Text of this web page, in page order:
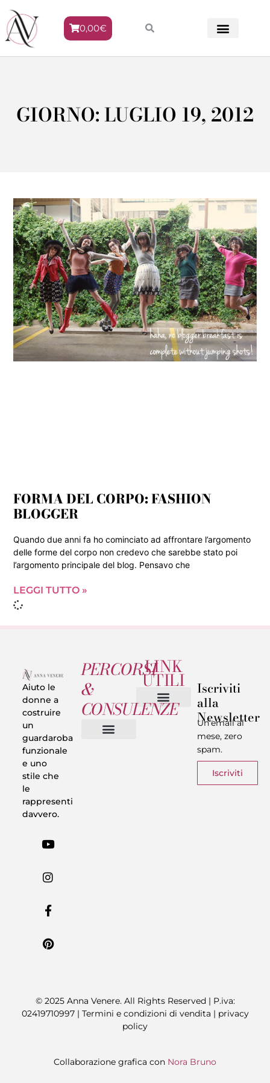
0,00€
GIORNO: LUGLIO 19, 2012
FORMA DEL CORPO: FASHION
BLOGGER
Quando due anni fa ho cominciato ad affrontare l’argomento
delle forme del corpo non credevo che sarebbe stato poi
l’argomento principale del blog. Pensavo che
LEGGI TUTTO »
Aiuto le
donne a
costruire
un
guardaroba
funzionale
e uno
stile che
le
rappresenti
davvero.
PERCORSI
&
CONSULENZE
LINK
UTILI Iscriviti
alla
Newsletter
Un’email al
mese, zero
spam.
Iscriviti
© 2025 Anna Venere. All Rights Reserved | P.iva:
02419710997 | Termini e condizioni di vendita | privacy
policy
Collaborazione grafica con Nora Bruno